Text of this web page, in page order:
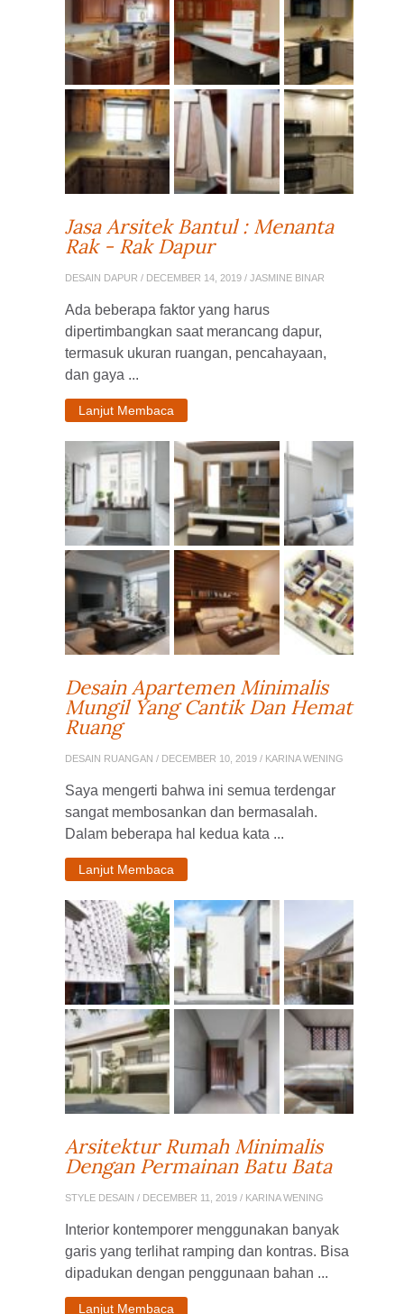
Jasa Arsitek Bantul : Menanta
Rak - Rak Dapur
DESAIN DAPUR / DECEMBER 14, 2019 / JASMINE BINAR
Ada beberapa faktor yang harus
dipertimbangkan saat merancang dapur,
termasuk ukuran ruangan, pencahayaan,
dan gaya ...
Lanjut Membaca
Desain Apartemen Minimalis
Mungil Yang Cantik Dan Hemat
Ruang
DESAIN RUANGAN / DECEMBER 10, 2019 / KARINA WENING
Saya mengerti bahwa ini semua terdengar
sangat membosankan dan bermasalah.
Dalam beberapa hal kedua kata ...
Lanjut Membaca
Arsitektur Rumah Minimalis
Dengan Permainan Batu Bata
STYLE DESAIN / DECEMBER 11, 2019 / KARINA WENING
Interior kontemporer menggunakan banyak
garis yang terlihat ramping dan kontras. Bisa
dipadukan dengan penggunaan bahan ...
Lanjut Membaca